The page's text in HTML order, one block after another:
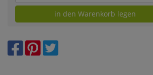
in den Warenkorb legen